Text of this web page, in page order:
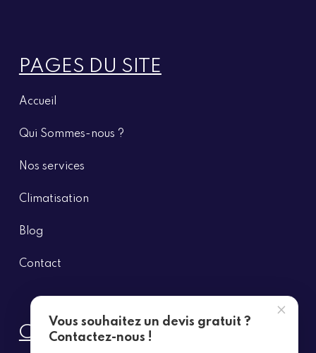
PAGES DU SITE
Accueil
Qui Sommes-nous ?
Nos services
Climatisation
Blog
Contact
CONTACT
×
Vous souhaitez un devis gratuit ?
Contactez-nous !